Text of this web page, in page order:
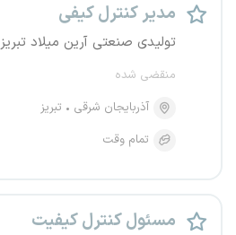
مدیر کنترل کیفی
تولیدی صنعتی آرین میلاد تبریز
منقضی شده
آذربایجان شرقی
تبریز
تمام وقت
مسئول کنترل کیفیت